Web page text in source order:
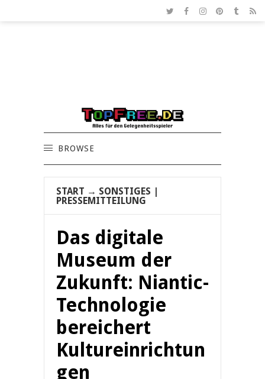
BROWSE
START → SONSTIGES
PRESSEMITTEILUNG
Das digitale
Museum der
Zukunft: Niantic-
Technologie
bereichert
Kultureinrichtun
gen